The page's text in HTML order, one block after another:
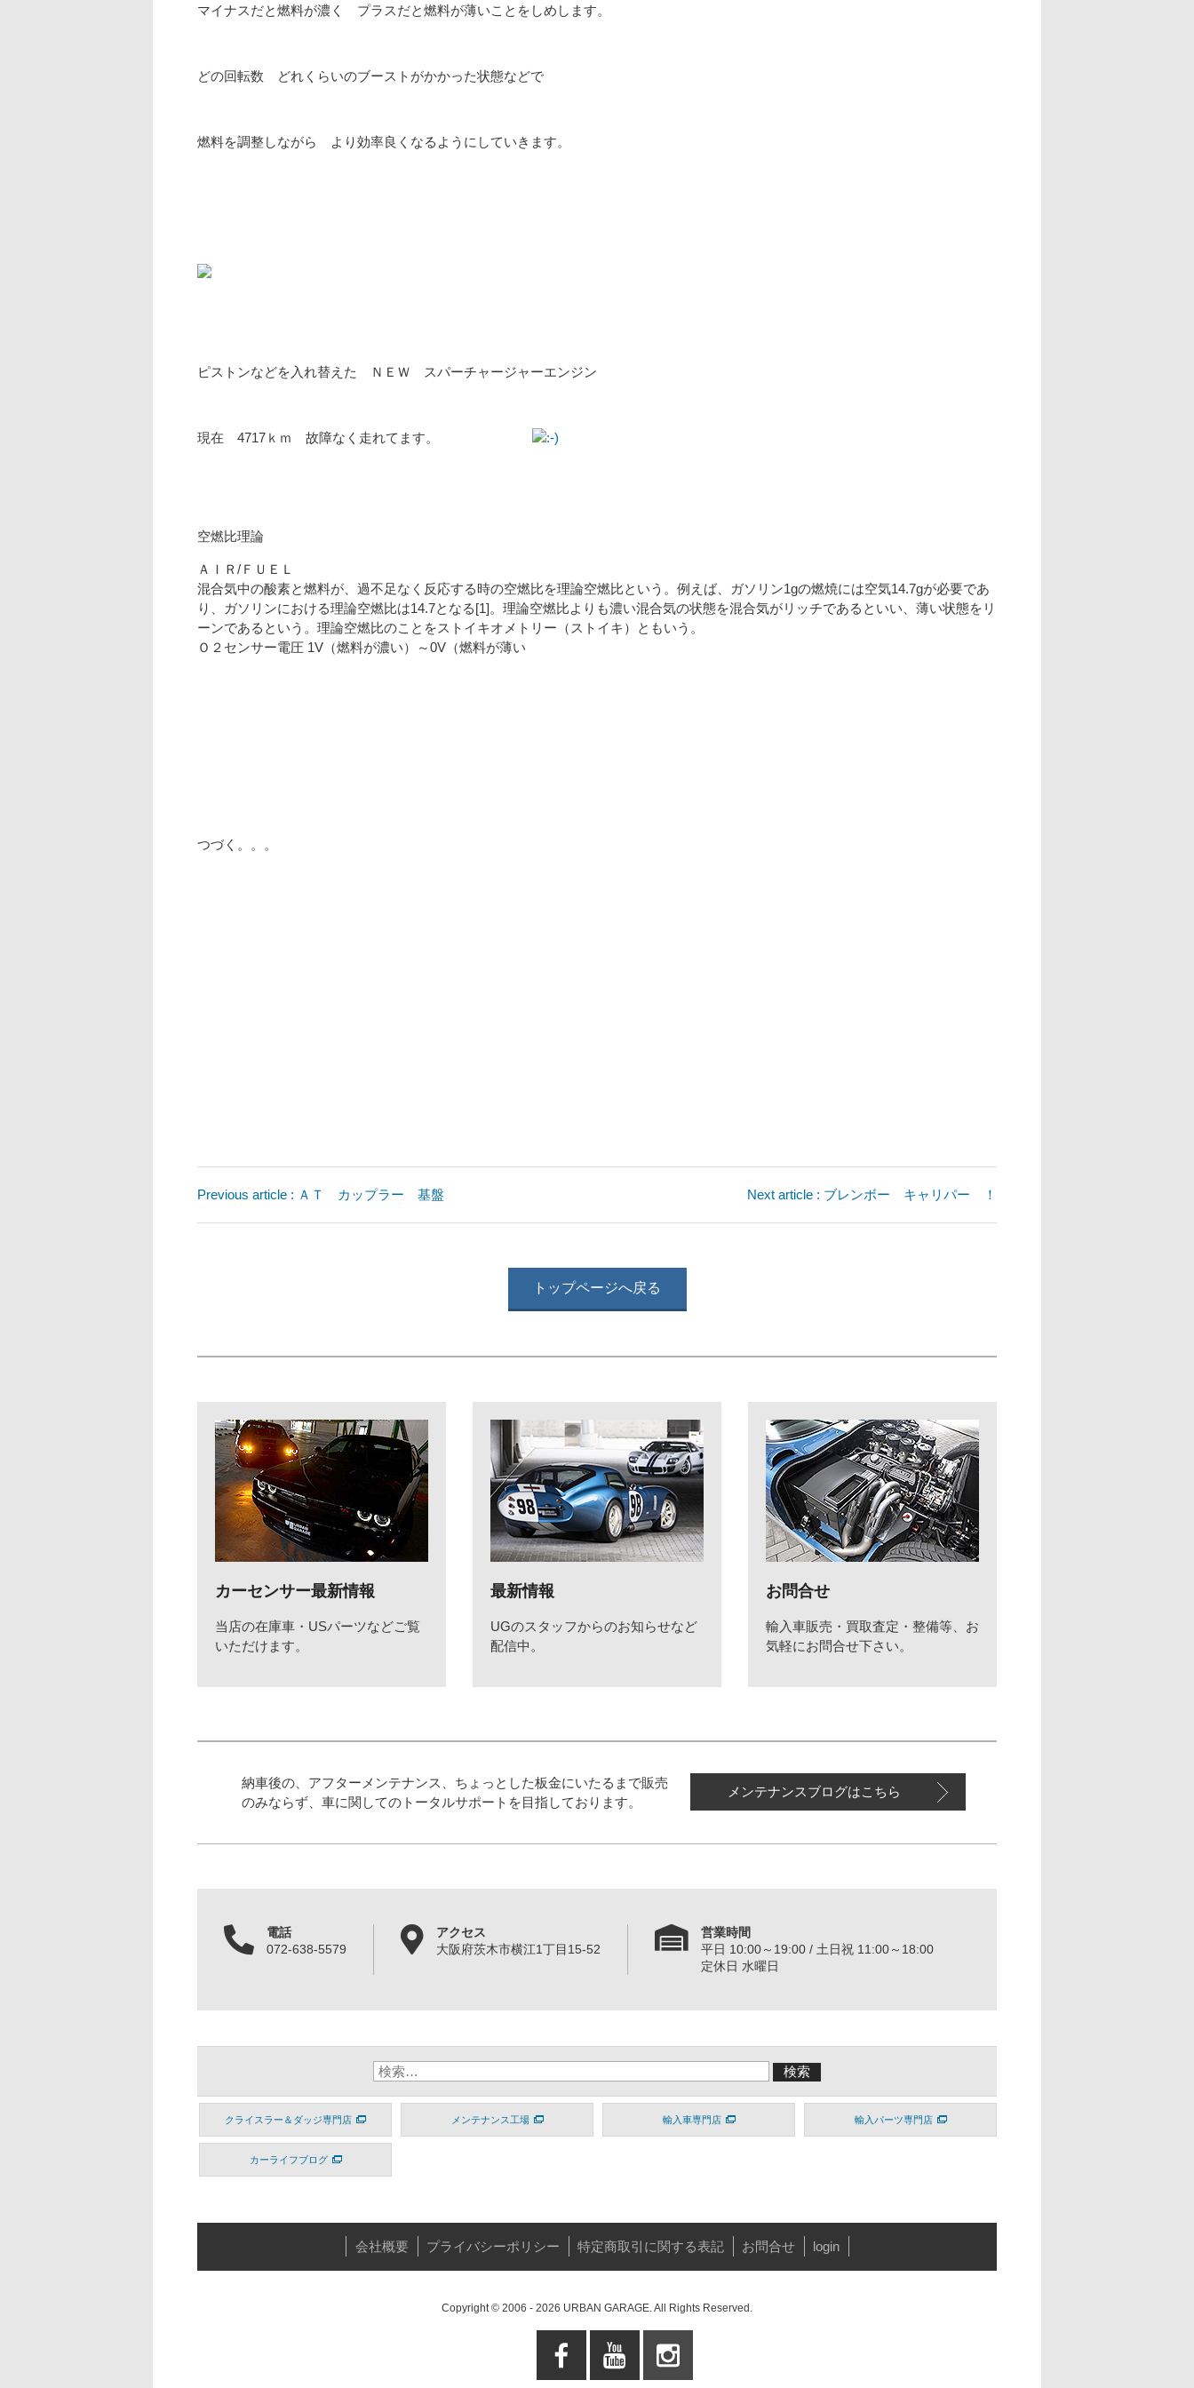
マイナスだと燃料が濃く プラスだと燃料が薄いことをしめします。
どの回転数 どれくらいのブーストがかかった状態などで
燃料を調整しながら より効率良くなるようにしていきます。
ピストンなどを入れ替えた ＮＥＷ スパーチャージャーエンジン
現在 4717ｋｍ 故障なく走れてます。
空燃比理論
ＡＩＲ/ＦＵＥＬ
混合気中の酸素と燃料が、過不足なく反応する時の空燃比を理論空燃比という。例えば、ガソリン1gの燃焼には空気14.7gが必要であ
り、ガソリンにおける理論空燃比は14.7となる[1]。理論空燃比よりも濃い混合気の状態を混合気がリッチであるといい、薄い状態をリ
ーンであるという。理論空燃比のことをストイキオメトリー（ストイキ）ともいう。
Ｏ２センサー電圧 1V（燃料が濃い）～0V（燃料が薄い
つづく。。。
Previous article : ＡＴ カップラー 基盤 Next article : ブレンボー キャリパー ！
トップページへ戻る
カーセンサー最新情報
当店の在庫車・USパーツなどご覧
いただけます。
最新情報
UGのスタッフからのお知らせなど
配信中。
お問合せ
輸入車販売・買取査定・整備等、お
気軽にお問合せ下さい。
納車後の、アフターメンテナンス、ちょっとした板金にいたるまで販売
のみならず、車に関してのトータルサポートを目指しております。
メンテナンスブログはこちら
電話
072-638-5579
アクセス
大阪府茨木市横江1丁目15-52
営業時間
平日 10:00～19:00 / 土日祝 11:00～18:00
定休日 水曜日
クライスラー＆ダッジ専門店 メンテナンス工場 輸入車専門店 輸入パーツ専門店
カーライフブログ
会社概要 プライバシーポリシー 特定商取引に関する表記 お問合せ login
Copyright © 2006 - 2026 URBAN GARAGE. All Rights Reserved.